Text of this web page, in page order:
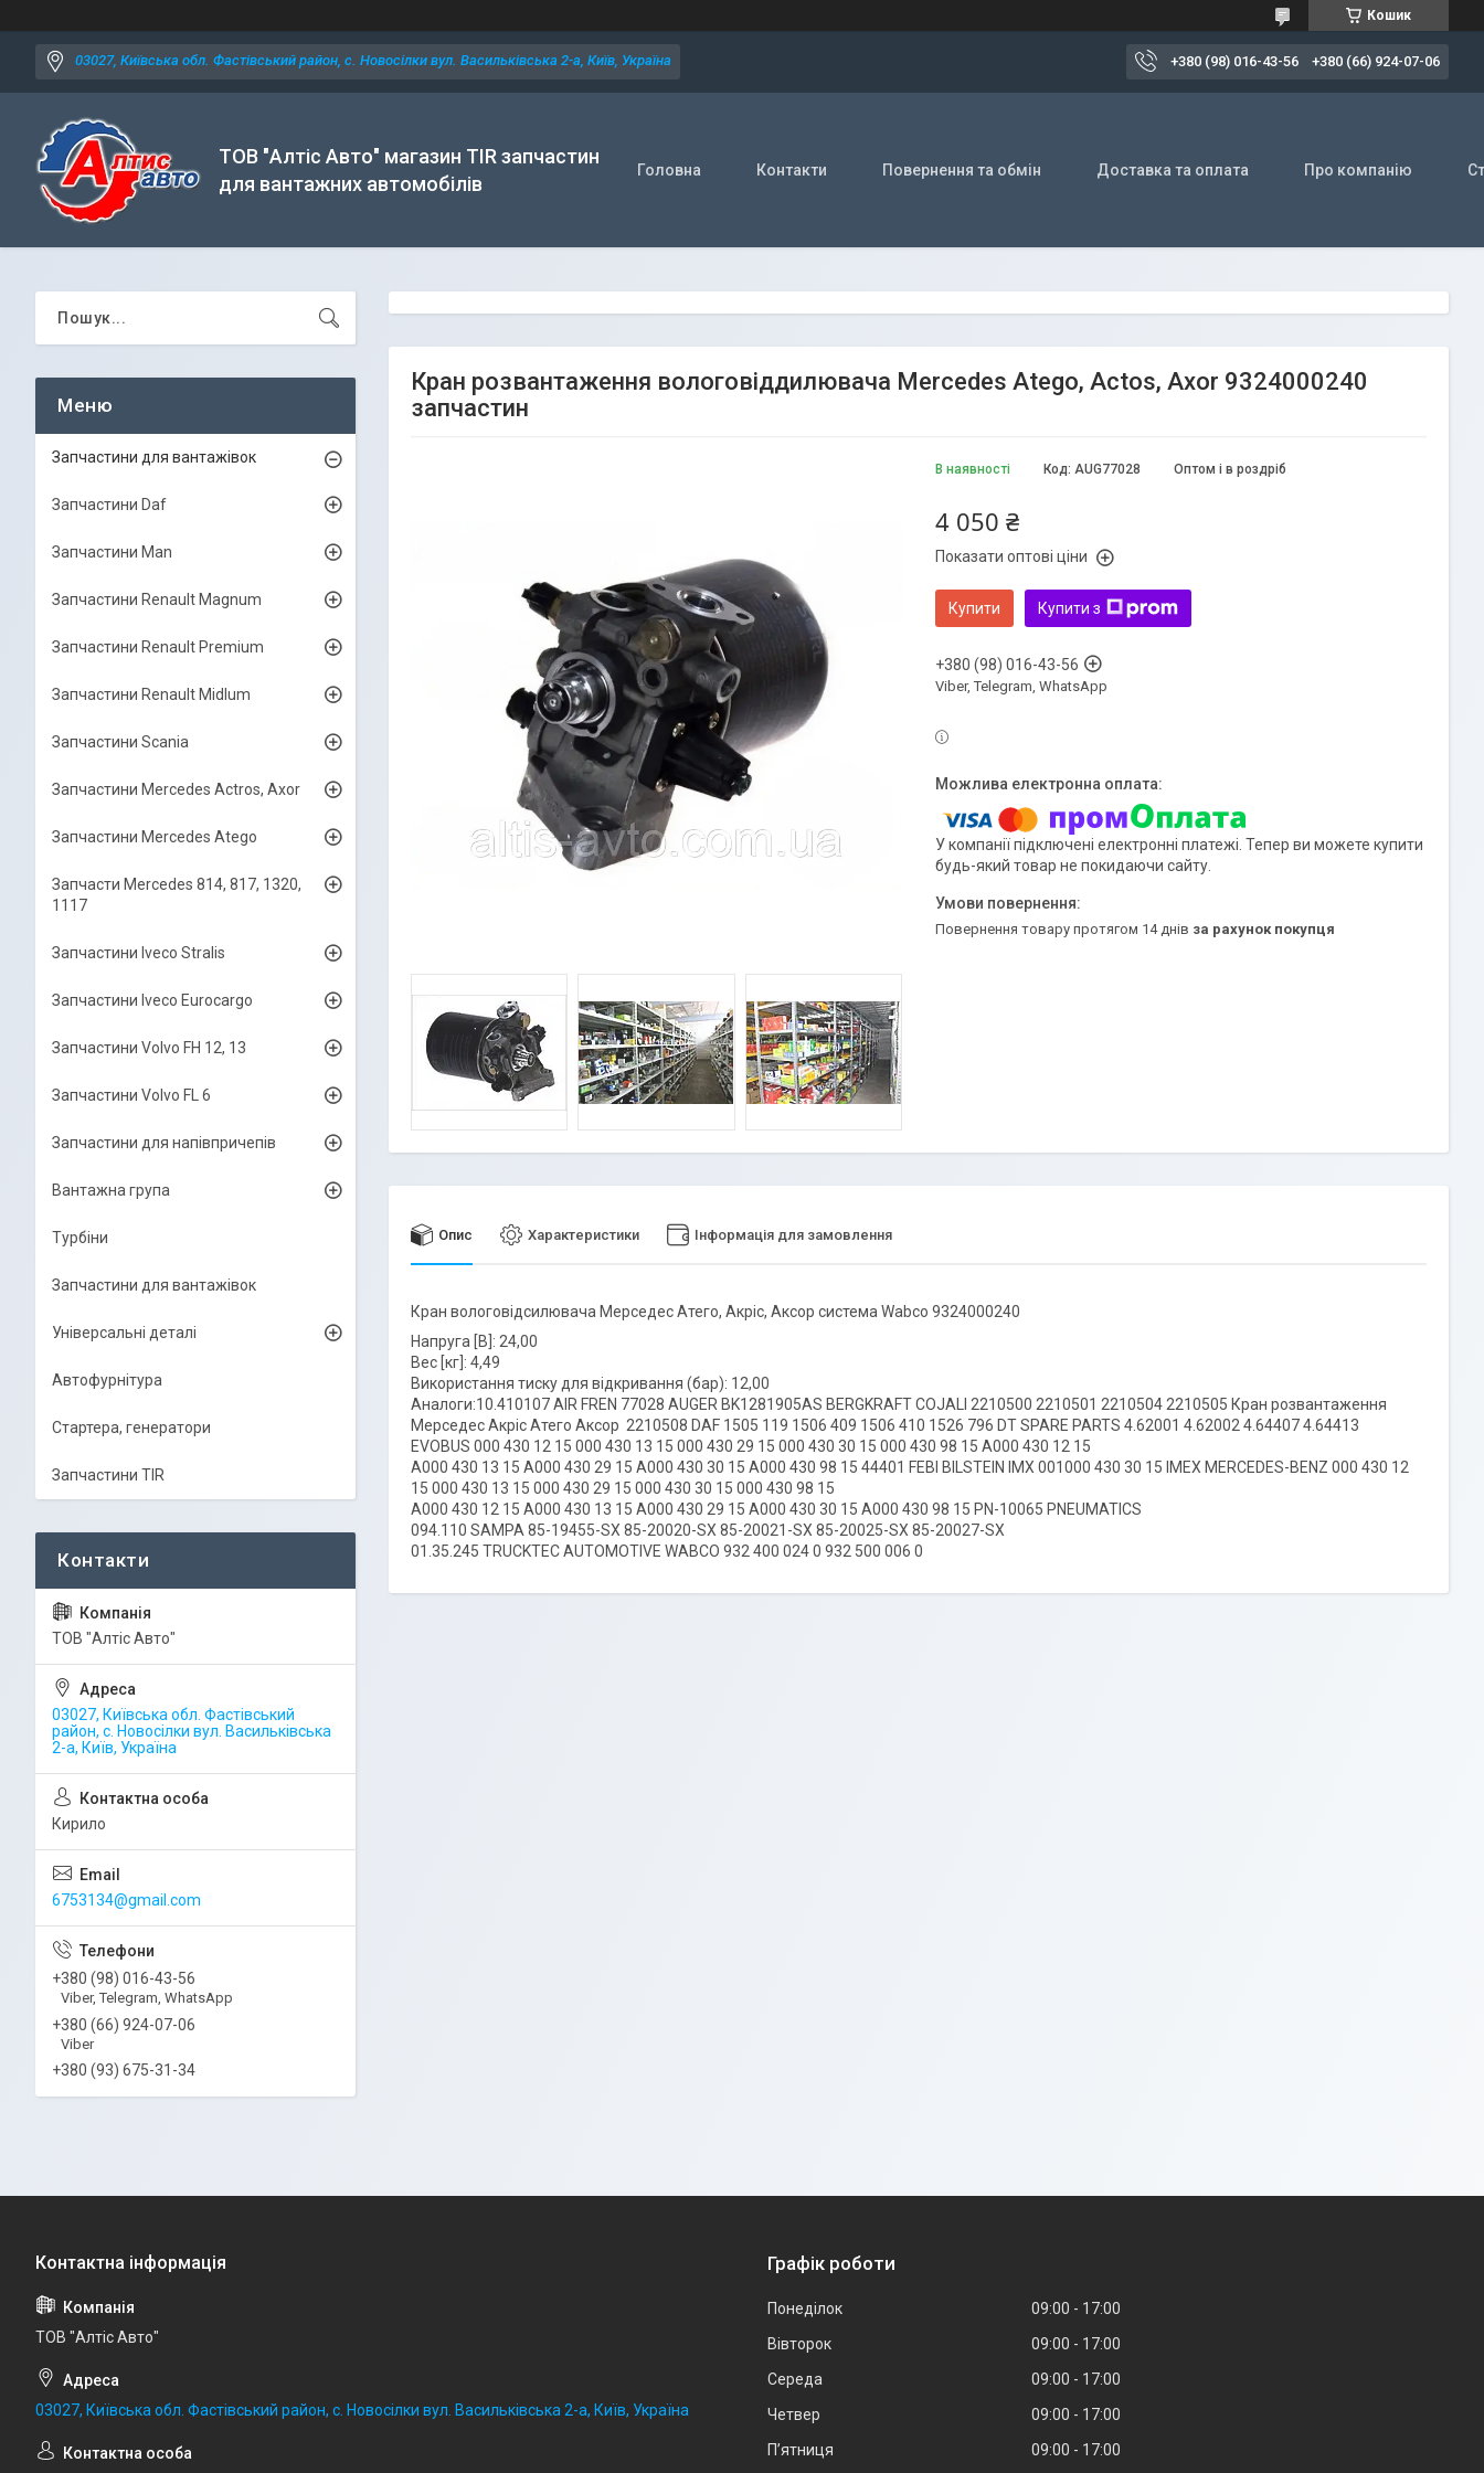
Кошик
03027, Київська обл. Фастівський район, с. Новосілки вул. Васильківська 2-а, Київ, Україна +380 (98) 016-43-56 +380 (66) 924-07-06
ТОВ "Алтіс Авто" магазин TIR запчастин
для вантажних автомобілів
Головна Контакти Повернення та обмін Доставка та оплата Про компанію
Кран розвантаження вологовіддилювача Mercedes Atego, Actos, Axor 9324000240
запчастин
В наявності Оптом і в роздріб
Код: AUG77028
4 050 ₴
Показати оптові ціни
Купити Купити з
+380 (98) 016-43-56
Viber, Telegram, WhatsApp
У компанії підключені електронні платежі. Тепер ви можете купити
будь-який товар не покидаючи сайту.
повернення товару протягом 14 днів за рахунок покупця
Опис Характеристики Інформація для замовлення
Кран вологовідсилювача Мерседес Атего, Акріс, Аксор система Wabco 9324000240
Напруга [В]: 24,00
Вес [кг]: 4,49
Використання тиску для відкривання (бар): 12,00
Аналоги:10.410107 AIR FREN 77028 AUGER BK1281905AS BERGKRAFT COJALI 2210500 2210501 2210504 2210505 Кран розвантаження
Мерседес Акріс Атего Аксор 2210508 DAF 1505 119 1506 409 1506 410 1526 796 DT SPARE PARTS 4.62001 4.62002 4.64407 4.64413
EVOBUS 000 430 12 15 000 430 13 15 000 430 29 15 000 430 30 15 000 430 98 15 A000 430 12 15
A000 430 13 15 A000 430 29 15 A000 430 30 15 A000 430 98 15 44401 FEBI BILSTEIN IMX 001000 430 30 15 IMEX MERCEDES-BENZ 000 430 12
15 000 430 13 15 000 430 29 15 000 430 30 15 000 430 98 15
A000 430 12 15 A000 430 13 15 A000 430 29 15 A000 430 30 15 A000 430 98 15 PN-10065 PNEUMATICS
094.110 SAMPA 85-19455-SX 85-20020-SX 85-20021-SX 85-20025-SX 85-20027-SX
01.35.245 TRUCKTEC AUTOMOTIVE WABCO 932 400 024 0 932 500 006 0
Запчастини для вантажівок
Запчастини Daf
Запчастини Man
Запчастини Renault Magnum
Запчастини Renault Premium
Запчастини Renault Midlum
Запчастини Scania
Запчастини Mercedes Actros, Axor
Запчастини Mercedes Atego
Запчасти Mercedes 814, 817, 1320,
1117
Запчастини Iveco Stralis
Запчастини Iveco Eurocargo
Запчастини Volvo FH 12, 13
Запчастини Volvo FL 6
Запчастини для напівпричепів
Вантажна група
Турбіни
Запчастини для вантажівок
Універсальні деталі
Автофурнітура
Стартера, генератори
Запчастини TIR
ТОВ "Алтіс Авто"
03027, Київська обл. Фастівський
район, с. Новосілки вул. Васильківська
2-а, Київ, Україна
Кирило
6753134@gmail.com
+380 (98) 016-43-56
Viber, Telegram, WhatsApp
+380 (66) 924-07-06
Viber
+380 (93) 675-31-34
ТОВ "Алтіс Авто"
03027, Київська обл. Фастівський район, с. Новосілки вул. Васильківська 2-а, Київ, Україна
Графік роботи
Понеділок 09:00
17:00
Вівторок
09:00
17:00
Середа
09:00
17:00
Четвер
09:00
17:00
Пʼятниця
09:00 17:00